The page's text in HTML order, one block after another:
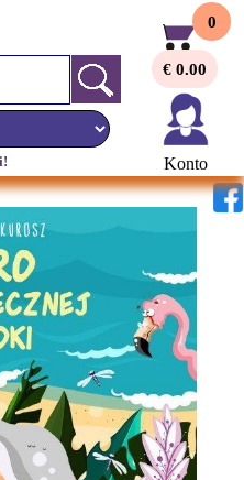
0
€ 0.00
Konto